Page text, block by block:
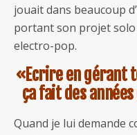
jouait dans beaucoup
portant son projet
electro-pop.
«Ecrire en gérant
ça fait des
Quand je lui demande